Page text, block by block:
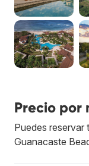
Precio por
Puedes reservar
Guanacaste